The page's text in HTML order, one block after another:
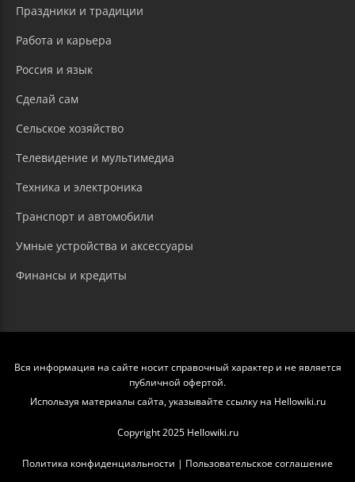
Праздники и традиции
Работа и карьера
Россия и язык
Сделай сам
Сельское хозяйство
Телевидение и мультимедиа
Техника и электроника
Транспорт и автомобили
Умные устройства и аксессуары
Финансы и кредиты
Вся информация на сайте носит справочный характер и не является
публичной офертой.
Используя материалы сайта, указывайте ссылку на Hellowiki.ru
Copyright 2025 Hellowiki.ru
Политика конфиденциальности | Пользовательское соглашение